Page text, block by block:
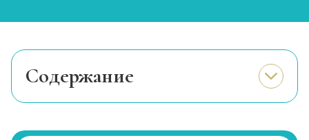
Cодержание
психиатрической помощи на дом